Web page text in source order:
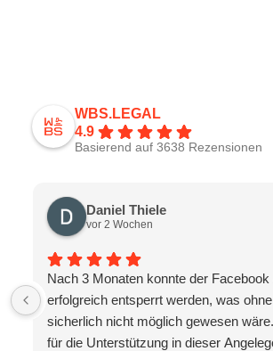
WBS.LEGAL
4.9
Basierend auf 3638 Rezensionen
Daniel Thiele
vor 2 Wochen
Nach 3 Monaten konnte der
erfolgreich entsperrt werden, was
sicherlich nicht möglich gewesen
für die Unterstützung in dieser